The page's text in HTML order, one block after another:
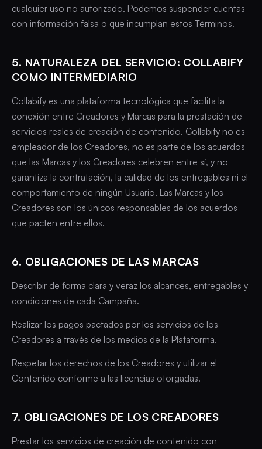
cualquier uso no autorizado. Podemos suspender cuentas
con información falsa o que incumplan estos Términos.
5. NATURALEZA DEL SERVICIO: COLLABIFY
COMO INTERMEDIARIO
Collabify es una plataforma tecnológica que facilita la
conexión entre Creadores y Marcas para la prestación de
servicios reales de creación de contenido. Collabify no es
empleador de los Creadores, no es parte de los acuerdos
que las Marcas y los Creadores celebren entre sí, y no
garantiza la contratación, la calidad de los entregables ni el
comportamiento de ningún Usuario. Las Marcas y los
Creadores son los únicos responsables de los acuerdos
que pacten entre ellos.
6. OBLIGACIONES DE LAS MARCAS
Describir de forma clara y veraz los alcances, entregables y
condiciones de cada Campaña.
Realizar los pagos pactados por los servicios de los
Creadores a través de los medios de la Plataforma.
Respetar los derechos de los Creadores y utilizar el
Contenido conforme a las licencias otorgadas.
7. OBLIGACIONES DE LOS CREADORES
Prestar los servicios de creación de contenido con